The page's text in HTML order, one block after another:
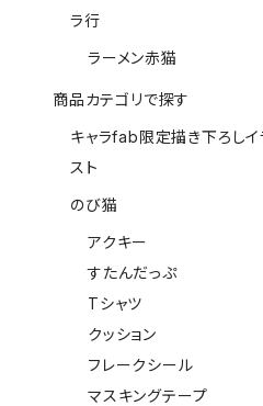
ラ行
ラーメン赤猫
商品カテゴリで探す
キャラfab限定描き下ろしイ
スト
のび猫
アクキー
すたんだっぷ
Tシャツ
クッション
フレークシール
マスキングテープ